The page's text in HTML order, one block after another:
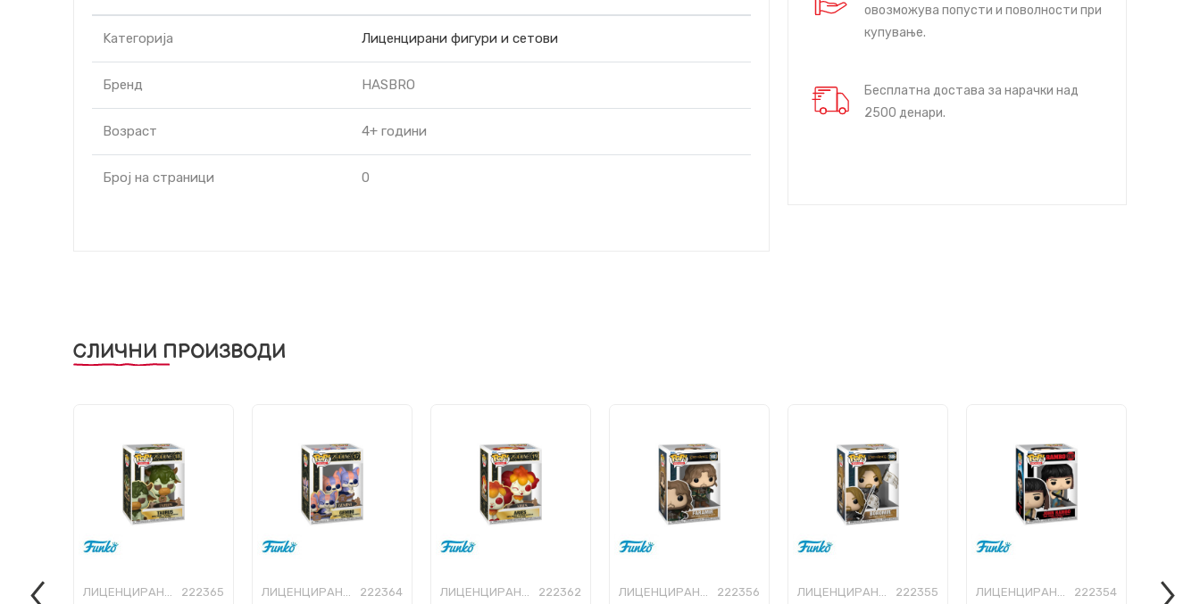
Kатегорија Лиценцирани фигури и сетови
Бренд HASBRO
Возраст 4+ години
Број на страници 0
овозможува попусти и поволности при
купување.
Бесплатна достава за нарачки над
2500 денари.
СЛИЧНИ ПРОИЗВОДИ
ЛИЦЕНЦИРАНИ ФИГУРИ И СЕТОВИ 222365 ЛИЦЕНЦИРАНИ ФИГУРИ И СЕТОВИ 222364 ЛИЦЕНЦИРАНИ ФИГУРИ И СЕТОВИ 222362 ЛИЦЕНЦИРАНИ ФИГУРИ И СЕТОВИ 222356 ЛИЦЕНЦИРАНИ ФИГУРИ И СЕТОВИ 222355 ЛИЦЕНЦИРАНИ ФИГУРИ И СЕТОВИ 222354